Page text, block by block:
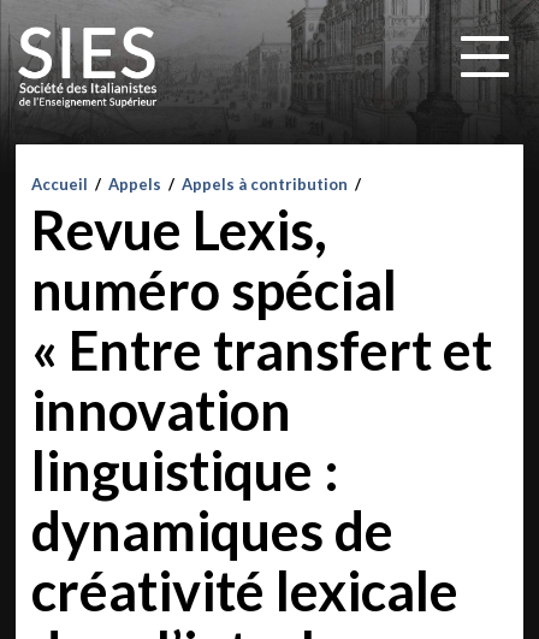
Accueil / Appels / Appels à contribution /
Revue Lexis,
numéro spécial
« Entre transfert et
innovation
linguistique :
dynamiques de
créativité lexicale